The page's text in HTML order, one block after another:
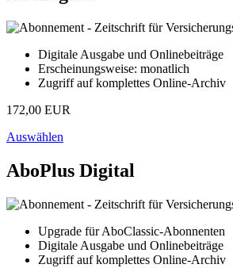
Digitale Ausgabe und Onlinebeiträge
Erscheinungsweise: monatlich
Zugriff auf komplettes Online-Archiv
172,00 EUR
Auswählen
AboPlus Digital
Upgrade für AboClassic-Abonnenten
Digitale Ausgabe und Onlinebeiträge
Zugriff auf komplettes Online-Archiv